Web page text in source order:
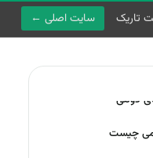
تاریک سایت اصلی ←
دولتی
چیست